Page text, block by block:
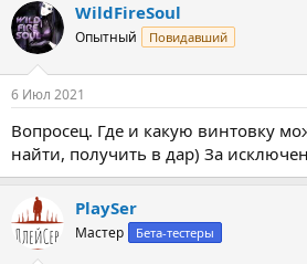
WildFireSoul
Опытный Повидавший
6 Июл 2021
Вопросец. Где и какую винтовку
найти, получить в дар) За
PlaySer
Мастер Бета-тестеры